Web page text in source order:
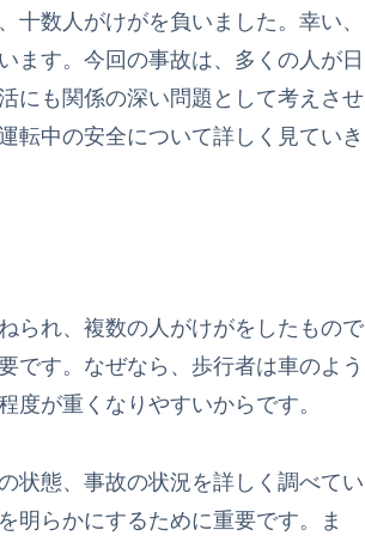
十数人がけがを負いました。幸い、
ます。今回の事故は、多くの人が日
にも関係の深い問題として考えさせ
転中の安全について詳しく見ていき
られ、複数の人がけがをしたもので
です。なぜなら、歩行者は車のよう
度が重くなりやすいからです。
状態、事故の状況を詳しく調べてい
明らかにするために重要です。ま